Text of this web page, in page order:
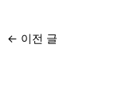
← 이전 글